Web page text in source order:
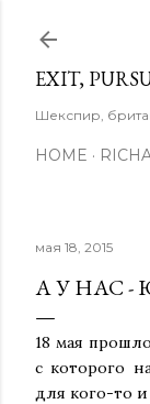
EXIT,
Шекспир,
HOME
мая 18, 2015
А У НАС -
18 мая
с которого
для кого-то и